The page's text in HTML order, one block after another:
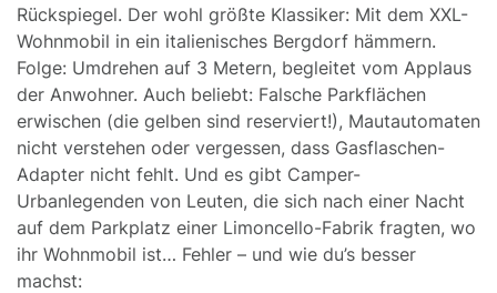
Rückspiegel. Der wohl größte Klassiker: Mit dem XXL-
Wohnmobil in ein italienisches Bergdorf hämmern.
Folge: Umdrehen auf 3 Metern, begleitet vom Applaus
der Anwohner. Auch beliebt: Falsche Parkflächen
erwischen (die gelben sind reserviert!), Mautautomaten
nicht verstehen oder vergessen, dass Gasflaschen-
Adapter nicht fehlt. Und es gibt Camper-
Urbanlegenden von Leuten, die sich nach einer Nacht
auf dem Parkplatz einer Limoncello-Fabrik fragten, wo
ihr Wohnmobil ist… Fehler – und wie du’s besser
machst: